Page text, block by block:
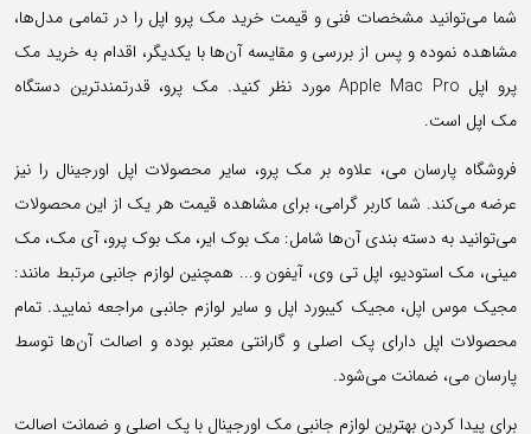
شما می‌توانید مشخصات فنی و قیمت خرید مک پرو اپل را در تمامی مدل‌ها،
مشاهده نموده و پس از بررسی و مقایسه آن‌ها با یکدیگر، اقدام به خرید مک
پرو اپل Apple Mac Pro مورد نظر کنید. مک پرو، قدرتمندترین دستگاه
مک اپل است.
فروشگاه پارسان می، علاوه بر مک پرو، سایر محصولات اپل اورجینال را نیز
عرضه می‌کند. شما کاربر گرامی، برای مشاهده قیمت هر یک از این محصولات
می‌توانید به دسته بندی آن‌ها شامل: مک بوک ایر، مک بوک پرو، آی مک، مک
مینی، مک استودیو، اپل تی وی، آیفون و... همچنین لوازم جانبی مرتبط مانند:
مجیک موس اپل، مجیک کیبورد اپل و سایر لوازم جانبی مراجعه نمایید. تمام
محصولات اپل دارای پک اصلی و گارانتی معتبر بوده و اصالت آن‌ها توسط
پارسان می، ضمانت می‌شود.
برای پیدا کردن بهترین لوازم جانبی مک اورجینال با پک اصلی و ضمانت اصالت